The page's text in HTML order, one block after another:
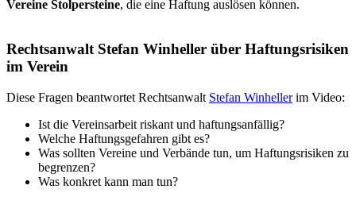
Vereine Stolpersteine, die eine Haftung auslösen können.
Rechtsanwalt Stefan Winheller über Haftungsrisiken
im Verein
Diese Fragen beantwortet Rechtsanwalt Stefan Winhellerim Video:
Ist die Vereinsarbeit riskant und haftungsanfällig?
Welche Haftungsgefahren gibt es?
Was sollten Vereine und Verbände tun, um Haftungsrisiken zu
begrenzen?
Was konkret kann man tun?